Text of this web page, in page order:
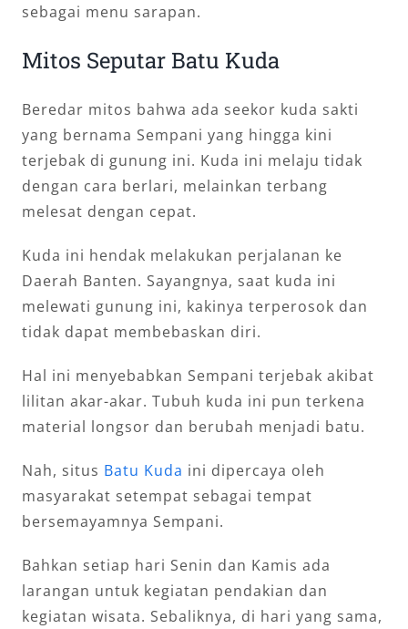
sebagai menu sarapan.
Mitos Seputar Batu Kuda
Beredar mitos bahwa ada seekor kuda sakti
yang bernama Sempani yang hingga kini
terjebak di gunung ini. Kuda ini melaju tidak
dengan cara berlari, melainkan terbang
melesat dengan cepat.
Kuda ini hendak melakukan perjalanan ke
Daerah Banten. Sayangnya, saat kuda ini
melewati gunung ini, kakinya terperosok dan
tidak dapat membebaskan diri.
Hal ini menyebabkan Sempani terjebak akibat
lilitan akar-akar. Tubuh kuda ini pun terkena
material longsor dan berubah menjadi batu.
Nah, situs Batu Kuda ini dipercaya oleh
masyarakat setempat sebagai tempat
bersemayamnya Sempani.
Bahkan setiap hari Senin dan Kamis ada
larangan untuk kegiatan pendakian dan
kegiatan wisata. Sebaliknya, di hari yang sama,